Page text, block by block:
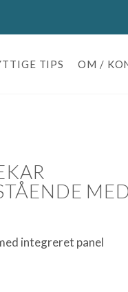
TIPS OM /
MED
integreret panel